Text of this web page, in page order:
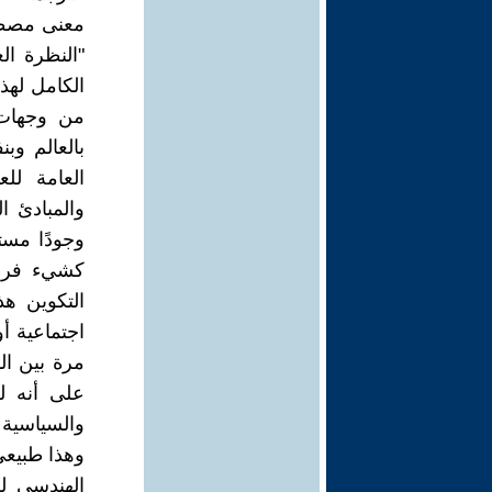
معنى مصطلح "النظرة العالمية" وأهميتها في الحياة. للوهلة الأولى، يوحي مصطلح "النظرة العالمية" برؤية عامة للعالم، لا أكثر. لكن ظهور الكلمة لا يكشف المعنى الكامل لهذه الظاهرة الفكرية المعقدة. إن النظرة إلى العالم، كما نفهمها، هي نظام من وجهات النظر المعممة للعالم المحيط ومكان الإنسان فيه، وعلاقة الإنسان بالعالم وبنفسه، وكذلك المواقف الأساسية التي يستمدها الناس من هذه الصورة العامة للعالم. ومعتقداتهم ومثلهم الاجتماعية والسياسية والأخلاقية والجمالية، والمبادئ التي يعرفون بها ويقيمون الأحداث المادية والروحية. في حين أنها تمتلك وجودًا مستقلاً نسبيًا في مجال الوعي الاجتماعي، إلا أن الرؤية العالمية تعمل أيضًا كشيء فردي. يصبح الشخص فردًا عندما يشكل رؤية محددة للعالم. إن عملية التكوين هذه لا تشير إلى نضج الفرد فحسب، بل تشير أيضًا إلى نضج أي فئة اجتماعية أو طبقة اجتماعية أو حزبها. إن مفهوم النظرة إلى العالم، الذي ظهر لأول مرة بين المتشككين اليونانيين، أوسع بكثير في المعنى من مفهوم الفلسفة، علاوة على أنه له عدة معانٍ مختلفة. نحن نتحدث عن النظرة الفلسفية والاجتماعية والسياسية والطبيعية والعلمية والفنية والدينية وحتى رؤية العالم للإنسان العادي. وهذا طبيعي تمامًا. إذا تصورنا الأنواع المختلفة من وجهات النظر العالمية في الشكل الهندسي للدوائر، فيجب إعطاء الموقع المركزي لدائرة النظرة